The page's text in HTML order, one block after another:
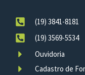
(19) 3841-8181
(19) 3569-5534
Ouvidoria
Cadastro de